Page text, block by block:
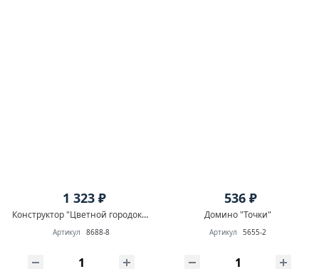
1 323 ₽
Конструктор "Цветной городок" большой 41 дет.
Артикул 8688-8
536 ₽
Домино "Точки"
Артикул 5655-2